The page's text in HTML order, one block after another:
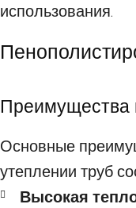
использования.
Преимущества
Основные
утеплении труб
Высокая